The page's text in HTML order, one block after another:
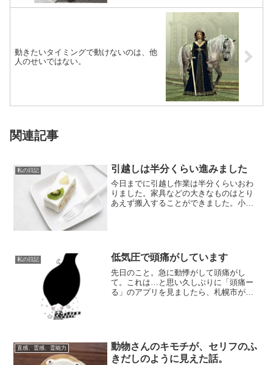
動きたいタイミングで動けないのは、他
人のせいではない。
関連記事
私の日記 引越しは半分くらい進みました
今日までに引越し作業は半分くらいおわ
りました。家具などの大きなものはとり
あえず搬入することができました。小さ
私の日記 低気圧で頭痛がしています
先日のこと。急に動悸がして頭痛がし
て。これは…と思い久しぶりに「頭痛ー
る」のアプリを見ましたら、札幌市が
直感、霊感、霊能力
動物さんのキモチが、セリフのふ
きだしのように見えた話。